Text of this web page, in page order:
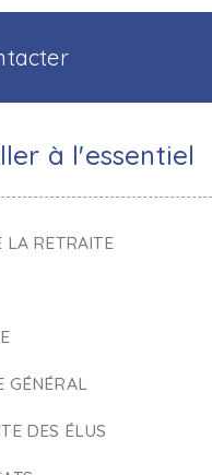
à l'essentiel
LA RETRAITE
GÉNÉRAL
DES ÉLUS